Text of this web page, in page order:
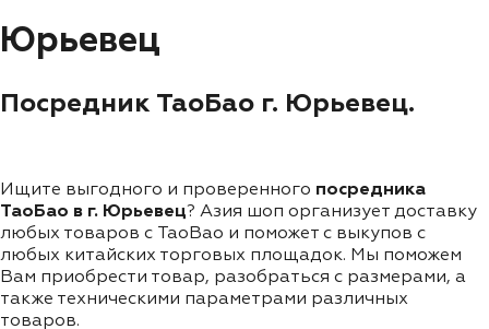
Юрьевец
Посредник ТаоБао г. Юрьевец.
Ищите выгодного и проверенного посредника
ТаоБао в г. Юрьевец? Азия шоп организует доставку
любых товаров с TaoBao и поможет с выкупов с
любых китайских торговых площадок. Мы поможем
Вам приобрести товар, разобраться с размерами, а
также техническими параметрами различных
товаров.